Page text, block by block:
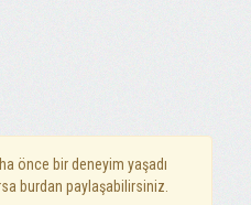
önce bir deneyim yaşadı
burdan paylaşabilirsiniz.